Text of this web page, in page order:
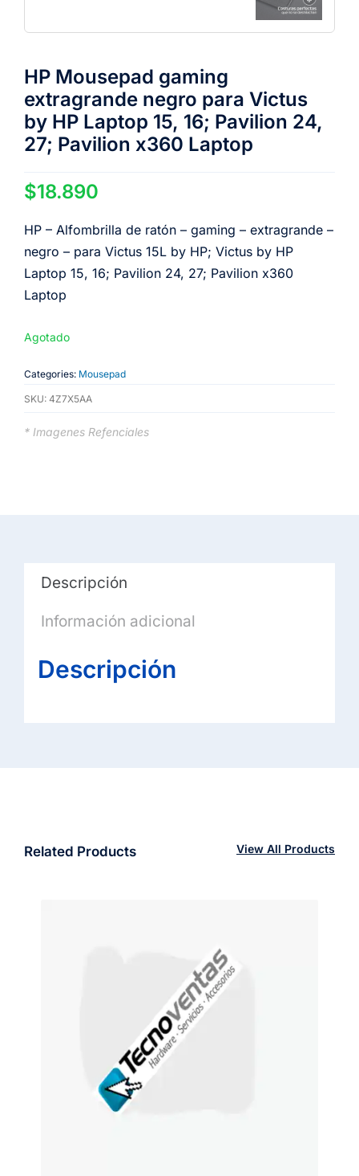
HP Mousepad gaming
extragrande negro para Victus
by HP Laptop 15, 16; Pavilion 24,
27; Pavilion x360 Laptop
$18.890
HP – Alfombrilla de ratón – gaming – extragrande –
negro – para Victus 15L by HP; Victus by HP
Laptop 15, 16; Pavilion 24, 27; Pavilion x360
Laptop
Agotado
Categories: Mousepad
SKU: 4Z7X5AA
* Imagenes Refenciales
Descripción
Información adicional
Descripción
Related Products View All Products